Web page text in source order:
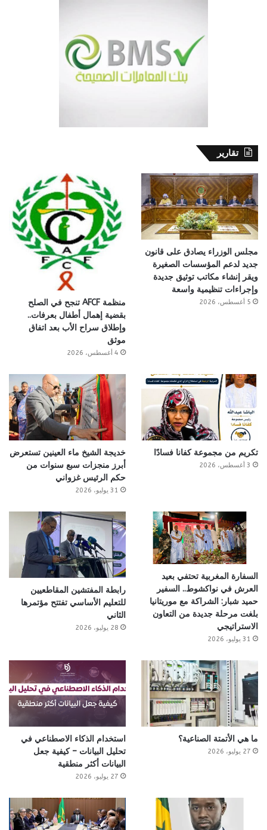
تقارير
مجلس الوزراء يصادق على قانون
جديد لدعم المؤسسات الصغيرة
ويقر إنشاء مكاتب توثيق جديدة
وإجراءات تنظيمية واسعة
5 أغسطس، 2026
منظمة AFCF تنجح في الصلح
بقضية إهمال أطفال بعرفات..
وإطلاق سراح الأب بعد اتفاق
موثق
4 أغسطس، 2026
تكريم من مجموعة كفانا فسادًا
3 أغسطس، 2026
خديجة الشيخ ماء العينين تستعرض
أبرز منجزات سبع سنوات من
حكم الرئيس غزواني
31 يوليو، 2026
السفارة المغربية تحتفي بعيد
العرش في نواكشوط.. السفير
حميد شبار: الشراكة مع موريتانيا
بلغت مرحلة جديدة من التعاون
الاستراتيجي
31 يوليو، 2026
رابطة المفتشين المقاطعيين
للتعليم الأساسي تفتتح مؤتمرها
الثاني
28 يوليو، 2026
ما هي الأتمتة الصناعية؟
27 يوليو، 2026
استخدام الذكاء الاصطناعي في
تحليل البيانات – كيفية جعل
البيانات أكثر منطقية
27 يوليو، 2026